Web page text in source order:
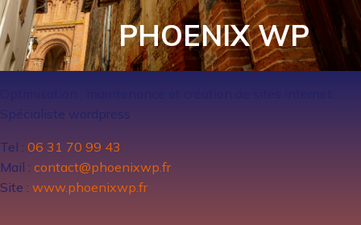
PHOENIX WP
Spécialiste wordpress
Tel : 06 31 70 99 43
Mail : contact@phoenixwp.fr
Site : www.phoenixwp.fr